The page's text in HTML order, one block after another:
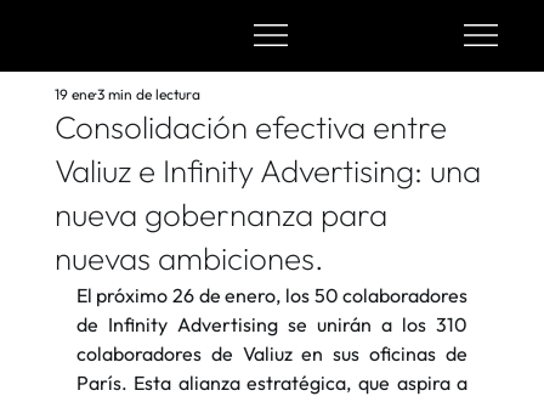
Consolidación efectiva entre
Valiuz e Infinity Advertising: una
nueva gobernanza para
nuevas ambiciones.
19 ene3 min de lectura
El próximo 26 de enero, los 50 colaboradores
de Infinity Advertising se unirán a los 310
colaboradores de Valiuz en sus oficinas de
París. Esta alianza estratégica, que aspira a